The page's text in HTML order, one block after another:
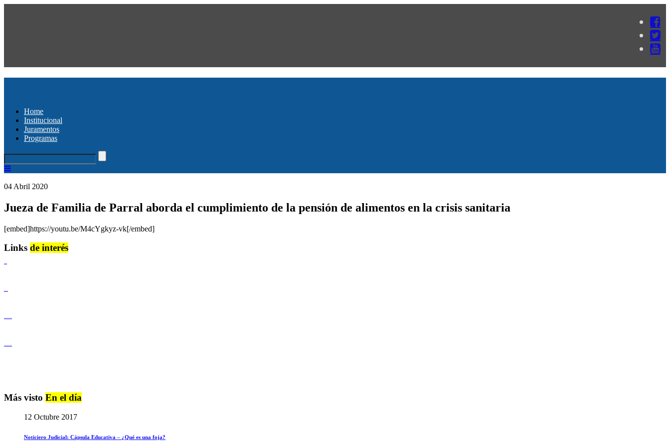
Home
Institucional
Juramentos
Programas
04 Abril 2020
Jueza de Familia de Parral aborda el cumplimiento de la pensión de alimentos en la crisis sanitaria
[embed]https://youtu.be/M4cYgkyz-vk[/embed]
Links de interés
Más visto En el día
12 Octubre 2017
Noticiero Judicial: Cápsula Educativa – ¿Qué es una foja?